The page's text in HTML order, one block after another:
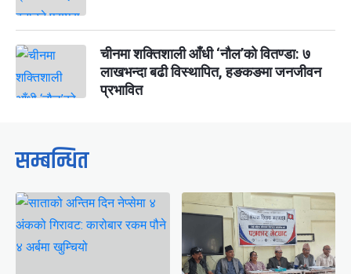
चीनमा शक्तिशाली आँधी ‘नौल’को वितण्डा: ७
लाखभन्दा बढी विस्थापित, हङकङमा जनजीवन
प्रभावित
सम्बन्धित